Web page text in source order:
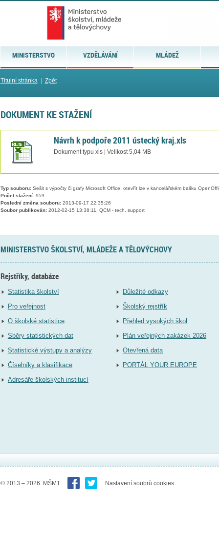
MINISTERSTVO VZDĚLÁVÁNÍ MLÁDEŽ
Titulní stránka| Zpět
DOKUMENT KE STAŽENÍ
Návrh k podpoře 2011 ústecký kraj.xls
Dokument typu xls | Velikost 5,04 MB
Typ souboru:Sešit s výpočty či grafy Microsoft Office, otevřít lze v kancelářském balíku
Počet stažení:959
Poslední změna souboru:2013-09-17 22:35:26
Soubor publikován:2012-02-15 13:38:11, QCM - tech. support
MINISTERSTVO ŠKOLSTVÍ, MLÁDEŽE A TĚLOVÝCHOVY
Rejstříky, databáze
Statistika školství
Pro veřejnost
O školské statistice
Sběry statistických dat
Statistické výstupy a analýzy
Číselníky a klasifikace
Adresáře školských institucí
Důležité odkazy
Školský rejstřík
Přehled vysokých škol
Plán veřejných zakázek 2026
Otevřená data
PORTÁL YOUR EUROPE
© 2013 – 2026 MŠMT Nastavení soubrů cookies